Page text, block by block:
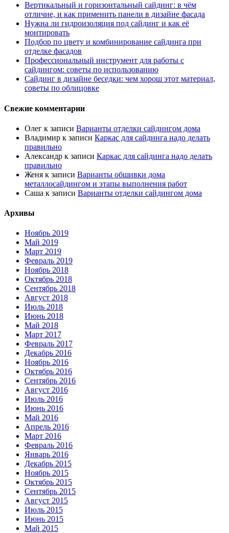
Вертикальный и горизонтальный сайдинг: в чём
отличие, и как применить панели в дизайне фасада
Нужна ли гидроизоляция под сайдинг и как её
монтировать
Подбор по цвету и комбинирование сайдинга при
отделке фасадов
Профессиональный инструмент для работы с
сайдингом: советы по использованию
Сайдинг в дизайне беседки: чем хорош этот материал,
советы по облицовке
Свежие комментарии
Олег к записи Варианты отделки сайдингом дома
Владимир к записи Каркас для сайдинга надо делать
правильно
Александр к записи Каркас для сайдинга надо делать
правильно
Женя к записи Варианты обшивки дома
металлосайдингом и этапы выполнения работ
Саша к записи Варианты отделки сайдингом дома
Архивы
Ноябрь 2019
Май 2019
Март 2019
Февраль 2019
Ноябрь 2018
Октябрь 2018
Сентябрь 2018
Август 2018
Июль 2018
Июнь 2018
Май 2018
Март 2017
Февраль 2017
Декабрь 2016
Ноябрь 2016
Октябрь 2016
Сентябрь 2016
Август 2016
Июль 2016
Июнь 2016
Май 2016
Апрель 2016
Март 2016
Февраль 2016
Январь 2016
Декабрь 2015
Ноябрь 2015
Октябрь 2015
Сентябрь 2015
Август 2015
Июль 2015
Июнь 2015
Май 2015